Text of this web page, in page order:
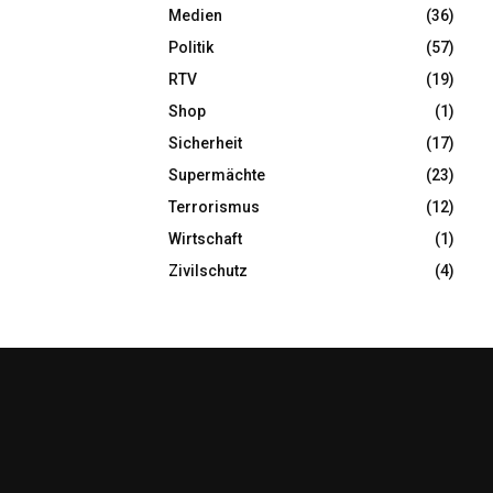
Medien
(36)
Politik
(57)
RTV
(19)
Shop
(1)
Sicherheit
(17)
Supermächte
(23)
Terrorismus
(12)
Wirtschaft
(1)
Zivilschutz
(4)